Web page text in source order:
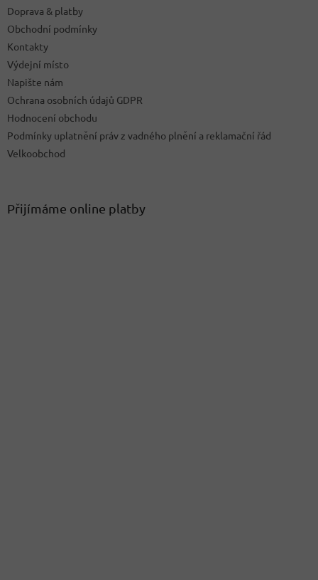
Doprava & platby
Obchodní podmínky
Kontakty
Výdejní místo
Napište nám
Ochrana osobních údajů GDPR
Hodnocení obchodu
Podmínky uplatnění práv z vadného plnění a reklamační řád
Velkoobchod
Přijímáme online platby